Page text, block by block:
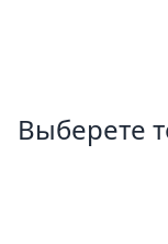
Выберете